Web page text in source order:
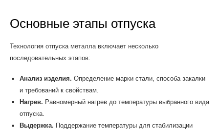
Основные этапы отпуска
Технология отпуска металла включает несколько
последовательных этапов:
Анализ изделия. Определение марки стали, способа закалки
и требований к свойствам.
Нагрев. Равномерный нагрев до температуры выбранного вида
отпуска.
Выдержка. Поддержание температуры для стабилизации